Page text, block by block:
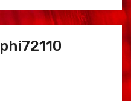
phi72110